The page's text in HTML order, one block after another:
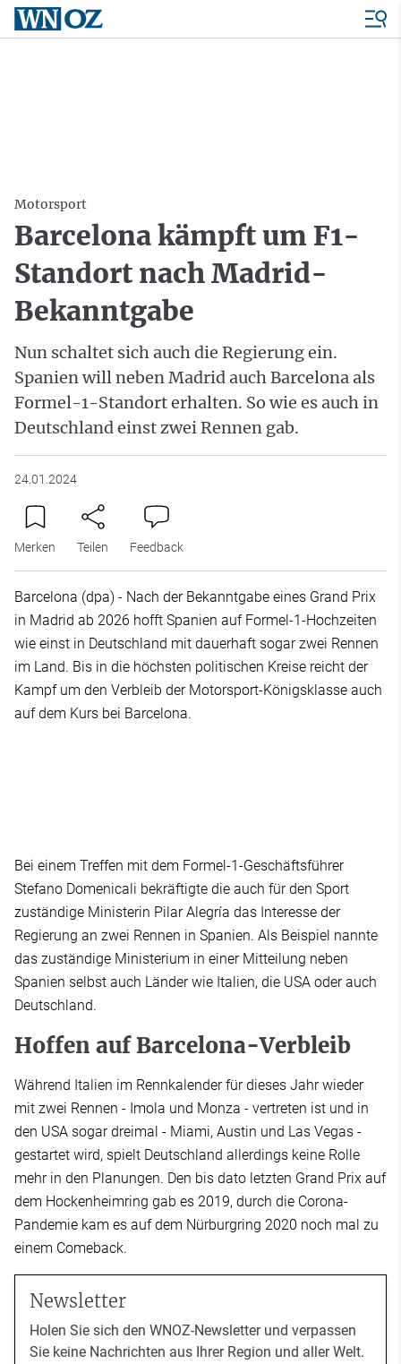
Motorsport
Barcelona kämpft um F1-
Standort nach Madrid-
Bekanntgabe
Nun schaltet sich auch die Regierung ein.
Spanien will neben Madrid auch Barcelona als
Formel-1-Standort erhalten. So wie es auch in
Deutschland einst zwei Rennen gab.
24.01.2024
Merken Teilen Feedback
Barcelona (dpa) - Nach der Bekanntgabe eines Grand Prix
in Madrid ab 2026 hofft Spanien auf Formel-1-Hochzeiten
wie einst in Deutschland mit dauerhaft sogar zwei Rennen
im Land. Bis in die höchsten politischen Kreise reicht der
Kampf um den Verbleib der Motorsport-Königsklasse auch
auf dem Kurs bei Barcelona.
Bei einem Treffen mit dem Formel-1-Geschäftsführer
Stefano Domenicali bekräftigte die auch für den Sport
zuständige Ministerin Pilar Alegría das Interesse der
Regierung an zwei Rennen in Spanien. Als Beispiel nannte
das zuständige Ministerium in einer Mitteilung neben
Spanien selbst auch Länder wie Italien, die USA oder auch
Deutschland.
Hoffen auf Barcelona-Verbleib
Während Italien im Rennkalender für dieses Jahr wieder
mit zwei Rennen - Imola und Monza - vertreten ist und in
den USA sogar dreimal - Miami, Austin und Las Vegas -
gestartet wird, spielt Deutschland allerdings keine Rolle
mehr in den Planungen. Den bis dato letzten Grand Prix auf
dem Hockenheimring gab es 2019, durch die Corona-
Pandemie kam es auf dem Nürburgring 2020 noch mal zu
einem Comeback.
Newsletter
Holen Sie sich den WNOZ-Newsletter und verpassen
Sie keine Nachrichten aus Ihrer Region und aller Welt.